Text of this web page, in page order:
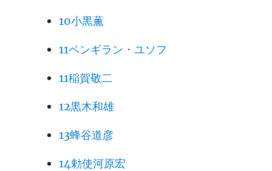
10小黒薫
11ペンギラン・ユソフ
11稲賀敬二
12黒木和雄
13蜂谷道彦
14勅使河原宏